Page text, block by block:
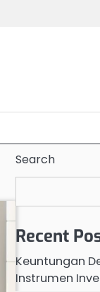
Search
Recent
Keuntungan
Instrumen